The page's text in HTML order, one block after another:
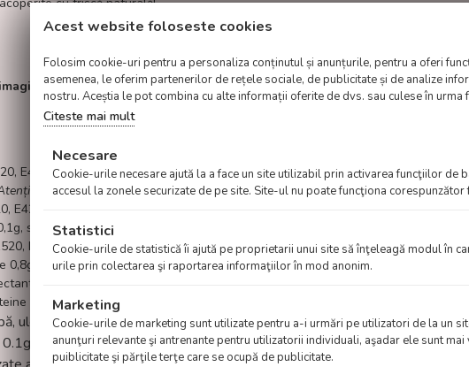
cu frișcă naturală!
20 cm (restul colii de vafă va fi printată cu diverse imagini, cadou!).
E422, culoare: E151, E102*, E110*. Valori nutriționale medii /100g coloranți:
E102 tartrazina, E122 carmoizina, E110 galben portocaliu pot afecta
E422, regulator de aciditate E330, culoare: E122*. Valori nutriționale medii /
sare 0,1g.*Atenționare:
E422, regulator de aciditate E330, culoare: E102*, E122*. Valori nutriționale
0,8g.
*Atenționare:E102 tartrazina, E122 carmoizina pot afecta negativ activitatea
E1520, E422, regulator de aciditate E330, culoare: E133. Valori
0,1g, sare 0,1g.
ulei de floarea soarelui, maltodextrină. Valori nutriționale medii /100gr:
sare 0.1g. Deoarece acest produs este fabricat din resurse naturale,
Acest website foloseste cookies
Folosim cookie-uri pentru a personaliza conținutul și anunțurile, pentru a oferi
asemenea, le oferim partenerilor de rețele sociale, de publicitate și de analize
nostru. Aceștia le pot combina cu alte informații oferite de dvs. sau culese în
Citeste mai mult
Necesare
Cookie-urile necesare ajută la a face un site utilizabil prin activarea funcţiilor de
accesul la zonele securizate de pe site. Site-ul nu poate funcţiona
Statistici
Cookie-urile de statistică îi ajută pe proprietarii unui site să înţeleagă modul în
urile prin colectarea şi raportarea informaţiilor în mod anonim.
Marketing
Cookie-urile de marketing sunt utilizate pentru a-i urmări pe utilizatori de la un
anunţuri relevante şi antrenante pentru utilizatorii individuali, aşadar ele sunt
puiblicitate şi părţile terţe care se ocupă de publicitate.